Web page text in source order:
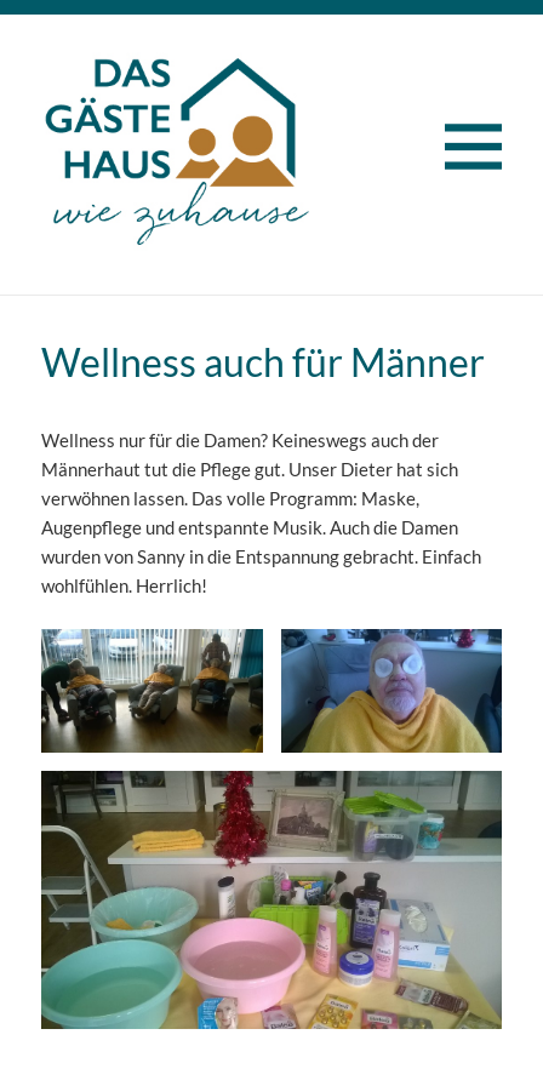
MENÜ
Wellness auch für Männer
Wellness nur für die Damen? Keineswegs auch der
Männerhaut tut die Pflege gut. Unser Dieter hat sich
verwöhnen lassen. Das volle Programm: Maske,
Augenpflege und entspannte Musik. Auch die Damen
wurden von Sanny in die Entspannung gebracht. Einfach
wohlfühlen. Herrlich!